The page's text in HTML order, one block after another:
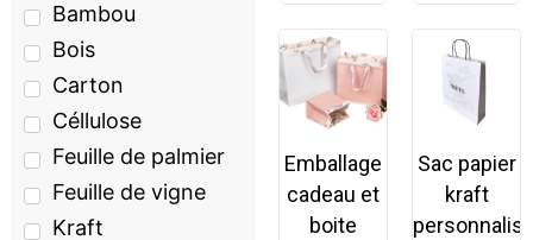
Bambou
Bois
Carton
Céllulose
Feuille de palmier
Feuille de vigne
Kraft
Emballage
cadeau et
boite
Sac papier
kraft